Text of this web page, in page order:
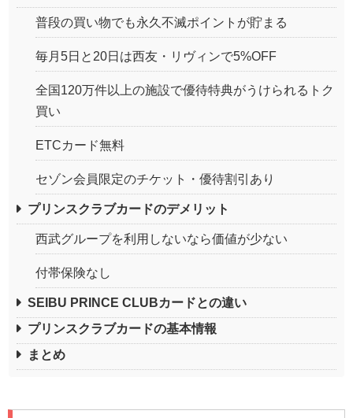
普段の買い物でも永久不滅ポイントが貯まる
毎月5日と20日は西友・リヴィンで5%OFF
全国120万件以上の施設で優待特典がうけられるトク
買い
ETCカード無料
セゾン会員限定のチケット・優待割引あり
プリンスクラブカードのデメリット
西武グループを利用しないなら価値が少ない
付帯保険なし
SEIBU PRINCE CLUBカードとの違い
プリンスクラブカードの基本情報
まとめ